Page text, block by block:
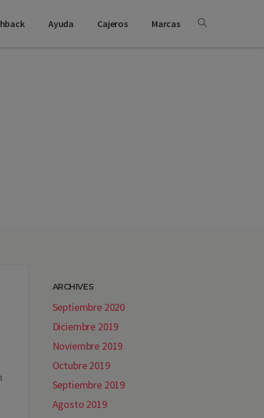
Ayuda Cajeros Marcas
ARCHIVES
Septiembre 2020
Diciembre 2019
Noviembre 2019
Octubre 2019
Septiembre 2019
Agosto 2019